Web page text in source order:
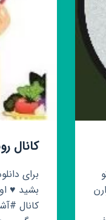
کانال
برای
بشید ♥️
کانال